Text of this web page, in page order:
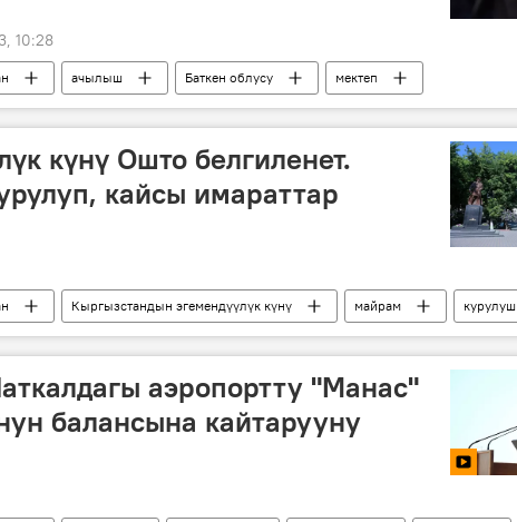
10:28
ачылыш Баткен облусу мектеп
күнү Ошто белгиленет.
кайсы имараттар
Кыргызстандын эгемендүүлүк күнү майрам
курулуш
музей стадион Ош мамлекеттик университети (ОшМУ)
аэропортту "Манас"
балансына кайтарууну